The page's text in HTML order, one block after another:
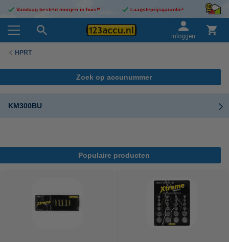
Vandaag besteld morgen in huis!* Laagsteprijsgarantie!
Inloggen
HPRT
Zoek op accunummer
KM300BU
Populaire producten